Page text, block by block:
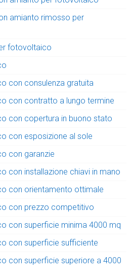
amianto rimosso per
fotovoltaico
con consulenza gratuita
con contratto a lungo termine
con copertura in buono stato
con esposizione al sole
con garanzie
con installazione chiavi in mano
con orientamento ottimale
con prezzo competitivo
con superficie minima 4000 mq
con superficie sufficiente
con superficie superiore a 4000